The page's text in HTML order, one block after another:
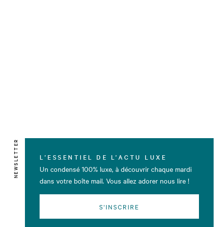
NEWSLETTER L’ESSENTIEL DE L’ACTU LUXE
Un condensé 100% luxe, à découvrir chaque mardi
dans votre boîte mail. Vous allez adorer nous lire !
S'INSCRIRE